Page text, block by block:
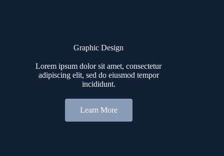
Graphic Design
Lorem ipsum dolor sit amet, consectetur
adipiscing elit, sed do eiusmod tempor
incididunt.
Learn More